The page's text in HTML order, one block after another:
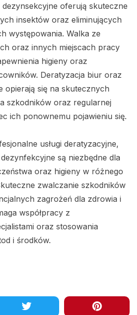
dezynsekcyjne oferują skuteczne
insektów oraz eliminujących
występowania. Walka ze
oraz innych miejscach pracy
higieny oraz
Deratyzacja biur oraz
opierają się na skutecznych
szkodników oraz regularnej
ich ponownemu pojawieniu się.
usługi deratyzacyjne,
są niezbędne dla
oraz higieny w różnego
zwalczanie szkodników
zagrożeń dla zdrowia i
współpracy z
oraz stosowania
i środków.